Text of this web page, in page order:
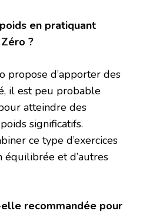
en pratiquant
?
propose d’apporter des
il est peu probable
atteindre des
significatifs.
ce type d’exercices
équilibrée et d’autres
recommandée pour